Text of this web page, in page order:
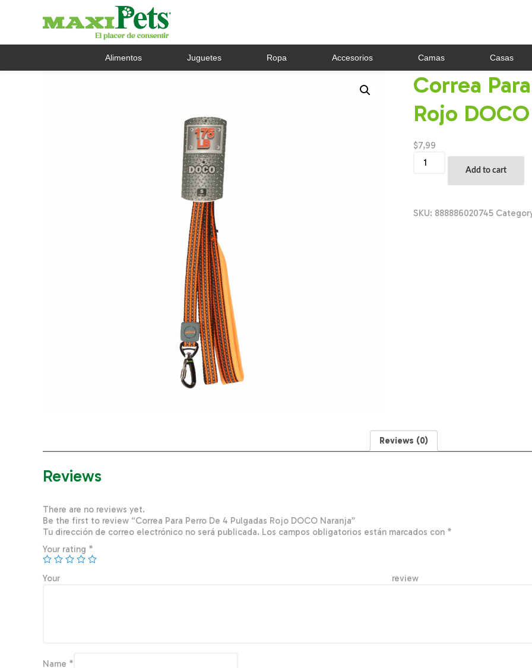
Alimentos Juguetes Ropa Accesorios Camas Casas
Correa
Rojo
$7,99
Para
Pulgadas
Add to cart
SKU: 888886020745
Reviews (0)
Reviews
There are no reviews yet.
Be the first to review “Correa Para Perro De 4 Pulgadas Rojo DOCO Naranja”
Tu dirección de correo electrónico no será publicada. Los campos obligatorios están marcados con *
Your rating *
Your
Name *